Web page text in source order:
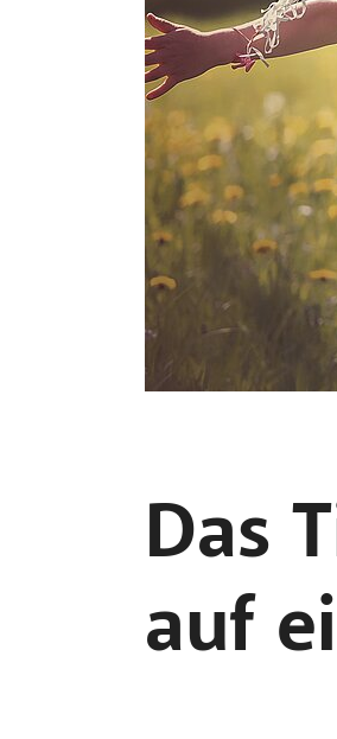
Das
auf